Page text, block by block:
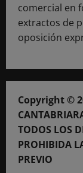
comercial en
extractos de
oposición
Copyright ©
TODOS LOS
PROHIBIDA
PREVIO